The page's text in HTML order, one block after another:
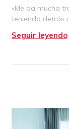
«Me da mucha
teniendo detrás
Seguir leyendo